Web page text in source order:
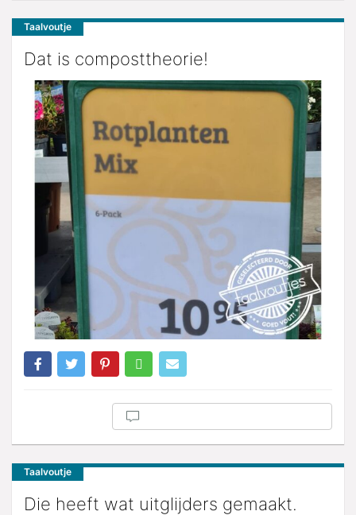
Taalvoutje
Dat is composttheorie!
Taalvoutje
Die heeft wat uitglijders gemaakt.